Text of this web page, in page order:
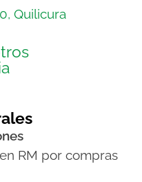
Quilicura
RM por compras